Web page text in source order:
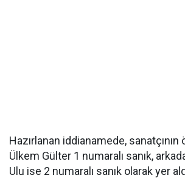
Hazırlanan iddianamede, sanatçının
Ülkem Gülter 1 numaralı sanık,
Ulu ise 2 numaralı sanık olarak yer